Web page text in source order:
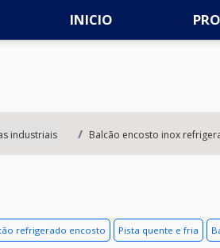
INICIO
industriais Balcão encosto inox
refrigerado encosto Pista quente e fria